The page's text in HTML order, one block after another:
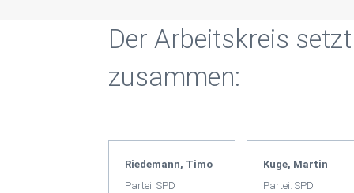
Der Arbeitskreis
zusammen:
Riedemann, Timo
Partei: SPD
Kuge, Martin
Partei: SPD